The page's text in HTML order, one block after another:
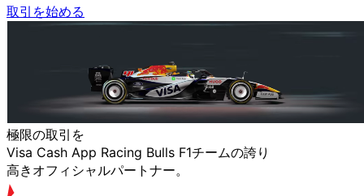
取引を始める
極限の取引を
Visa Cash App Racing Bulls F1チームの誇り
高きオフィシャルパートナー。